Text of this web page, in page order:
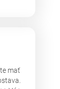
mať